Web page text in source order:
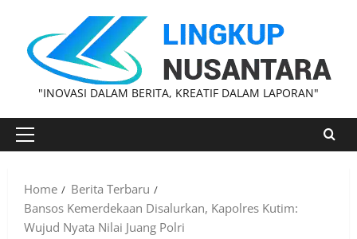
"INOVASI DALAM BERITA, KREATIF DALAM LAPORAN"
Home
Berita Terbaru
‎Bansos Kemerdekaan Disalurkan, Kapolres Kutim:
Wujud Nyata Nilai Juang Polri